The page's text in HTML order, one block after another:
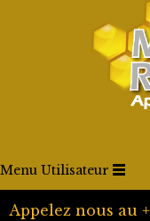
Menu Utilisateur
Appelez nous au